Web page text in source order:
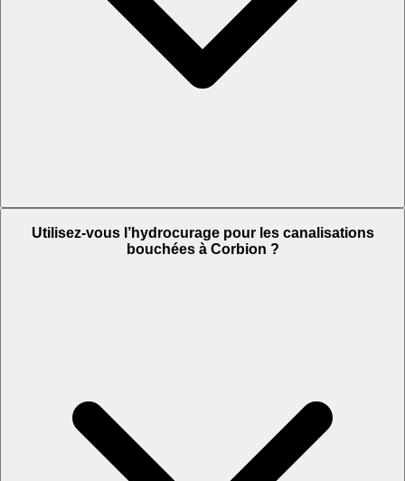
Utilisez-vous l’hydrocurage pour les canalisations
bouchées à Corbion ?